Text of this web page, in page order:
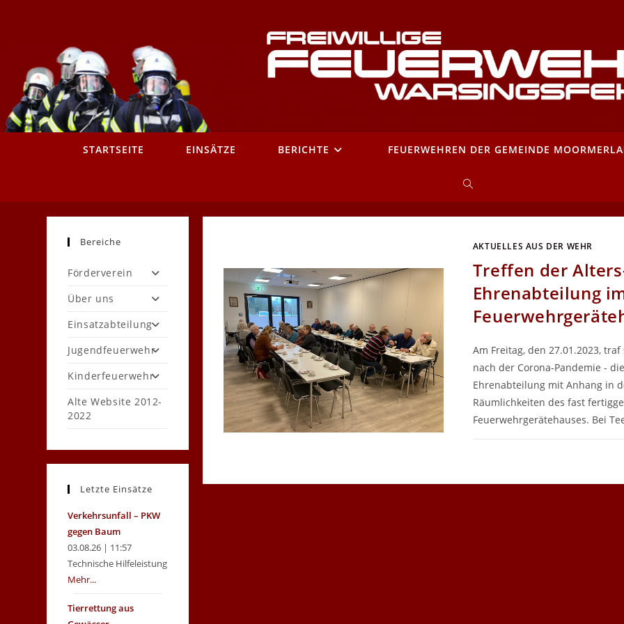
STARTSEITE EINSÄTZE BERICHTE FEUERWEHREN DER GEMEINDE
WEBSITE-
SUCHE
UMSCHALTEN
AKTUELLES AUS DER WEHR
Treffen der
Ehrenabteilung
Am Freitag, den 27.01.2023,
nach der Corona-Pandemie -
Ehrenabteilung mit Anhang in
Räumlichkeiten des fast
Feuerwehrgerätehauses. Bei
Bereiche
Förderverein
Über uns
Einsatzabteilung
Jugendfeuerwehr
Kinderfeuerwehr
Alte Website 2012-
2022
Letzte Einsätze
Verkehrsunfall – PKW
gegen Baum
03.08.26 | 11:57
Technische Hilfeleistung
Mehr...
Tierrettung aus